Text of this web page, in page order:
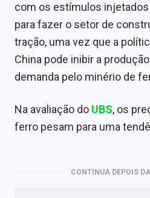
com os estímulos
para fazer o setor de
tração, uma vez que a
China pode inibir a
demanda pelo minério de
Na avaliação do UBS, os
ferro pesam para uma
CONTINUA DEPOIS